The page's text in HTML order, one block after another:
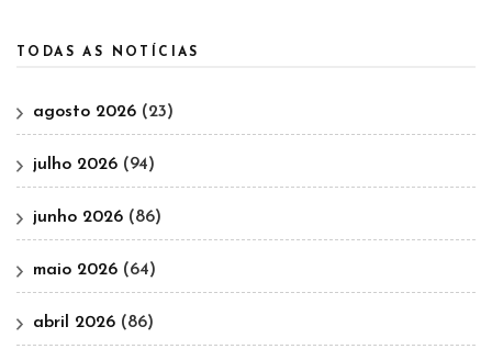
TODAS AS NOTÍCIAS
agosto 2026 (23)
julho 2026 (94)
junho 2026 (86)
maio 2026 (64)
abril 2026 (86)